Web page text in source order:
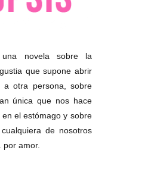
novela sobre la
que supone abrir
a otra persona, sobre
única que nos hace
el estómago y sobre
de nosotros
por amor.